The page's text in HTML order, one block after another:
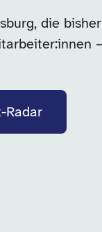
die
Radar